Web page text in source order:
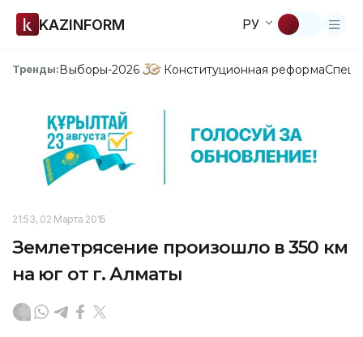
KAZINFORM РУ
Тренды:Выборы-2026 Конституционная реформа
21:53, 02 Марта 2015
Землетрясение произошло в 350 км
на юг от г. Алматы